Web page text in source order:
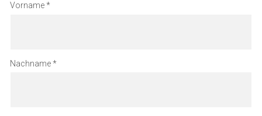
Vorname
Nachname